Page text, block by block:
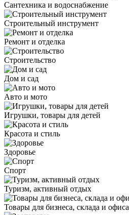
Сантехника и водоснабжение
Строительный инструмент
Ремонт и отделка
Строительство
Дом и сад
Авто и мото
Игрушки, товары для детей
Красота и стиль
Здоровье
Спорт
Туризм, активный отдых
Товары для бизнеса, склада и офиса